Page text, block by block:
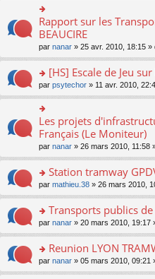
c
nt
u
s
ré
e
lu
le
pl
u
s
c
e
nt
s
g
e
n
o
lu
le
pl
u
ré
e
m
e
s
a
e
n
o
n
lu
le
pl
u
s
ré
e
s
ult
er
le
m
e
s
a
e
n
o
n
pl
u
s
ré
e
o
n
ult
er
le
m
e
s
s
a
g
e
n
o
lu
le
pl
u
s
c
e
nt
Rapport sur les
BEAUCIRE
par nanar » 25 avr. 2010, 18:15 »
o
n
s
ult
er
le
m
e
s
a
e
n
o
lu
le
pl
[HS] Escale de Jeu
par psytechor » 11 avr. 2010,
n
ult
er
le
m
e
s
a
g
e
n
Les projets
Français (Le Moniteur)
par nanar » 26 mars 2010, 11:58
o
n
ult
er
le
m
e
Station tramway
par mathieu.38 » 26 mars 2010,
o
n
ult
er
le
Transports publics
par nanar » 20 mars 2010, 19:17
o
n
Reunion LYON
par nanar » 05 mars 2010, 09:21